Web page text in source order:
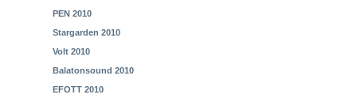
PEN 2010
Stargarden 2010
Volt 2010
Balatonsound 2010
EFOTT 2010